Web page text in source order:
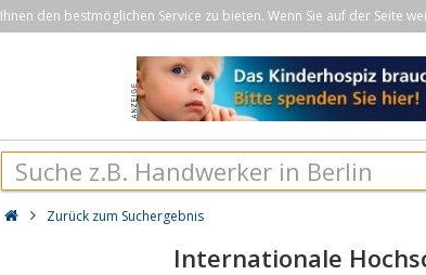
den bestmöglichen Service zu bieten. Wenn Sie auf der Seite
Zurück zum Suchergebnis
Internationale